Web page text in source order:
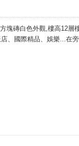
塊磚白色外觀,樓高12層
、國際精品、娛樂...在